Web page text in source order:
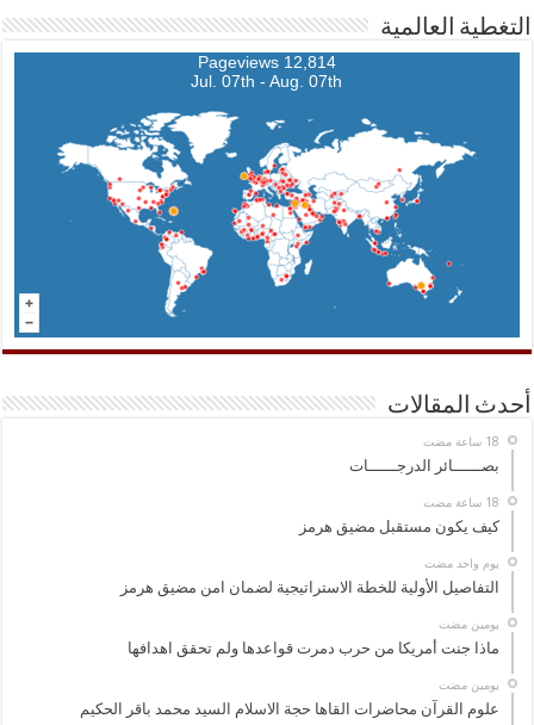
التغطية العالمية
12,814 Pageviews
Jul. 07th - Aug. 07th
أحدث المقالات
بصــــــائر الدرجــــــات
كيف يكون مستقبل مضيق هرمز
‏يوم واحد مضت
التفاصيل الأولية للخطة الاستراتيجية لضمان امن مضيق هرمز
‏يومين مضت
ماذا جنت أمريكا من حرب دمرت قواعدها ولم تحقق اهدافها
‏يومين مضت
علوم القرآن محاضرات القاها حجة الاسلام السيد محمد باقر الحكيم